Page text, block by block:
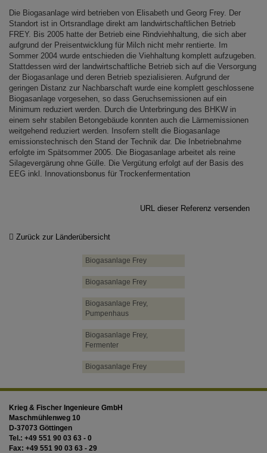
Die Biogasanlage wird betrieben von Elisabeth und Georg Frey. Der
Standort ist in Ortsrandlage direkt am landwirtschaftlichen Betrieb
FREY. Bis 2005 hatte der Betrieb eine Rindviehhaltung, die sich aber
aufgrund der Preisentwicklung für Milch nicht mehr rentierte. Im
Sommer 2004 wurde entschieden die Viehhaltung komplett aufzugeben.
Stattdessen wird der landwirtschaftliche Betrieb sich auf die Versorgung
der Biogasanlage und deren Betrieb spezialisieren. Aufgrund der
geringen Distanz zur Nachbarschaft wurde eine komplett geschlossene
Biogasanlage vorgesehen, so dass Geruchsemissionen auf ein
Minimum reduziert werden. Durch die Unterbringung des BHKW in
einem sehr stabilen Betongebäude konnten auch die Lärmemissionen
weitgehend reduziert werden. Insofern stellt die Biogasanlage
emissionstechnisch den Stand der Technik dar. Die Inbetriebnahme
erfolgte im Spätsommer 2005. Die Biogasanlage arbeitet als reine
Silagevergärung ohne Gülle. Die Vergütung erfolgt auf der Basis des
EEG inkl. Innovationsbonus für Trockenfermentation
URL dieser Referenz versenden
Zurück zur Länderübersicht
Biogasanlage Frey
Biogasanlage Frey
Biogasanlage Frey,
Pumpenhaus
Biogasanlage Frey,
Fermenter
Biogasanlage Frey
Krieg & Fischer Ingenieure GmbH
Maschmühlenweg 10
D-37073 Göttingen
Tel.: +49 551 90 03 63 - 0
Fax: +49 551 90 03 63 - 29